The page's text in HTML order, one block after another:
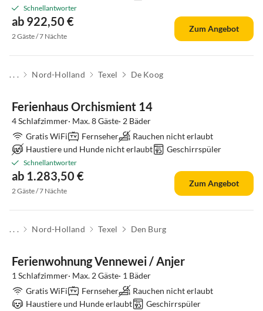
Schnellantworter
ab 922,50 €
2 Gäste / 7 Nächte
Zum Angebot
. . . Nord-Holland Texel De Koog
Ferienhaus Orchismient 14
4 Schlafzimmer· Max. 8 Gäste· 2 Bäder
Gratis WiFi
Fernseher
Rauchen nicht erlaubt
Haustiere und Hunde nicht erlaubt
Geschirrspüler
Schnellantworter
ab 1.283,50 €
2 Gäste / 7 Nächte
Zum Angebot
. . . Nord-Holland Texel Den Burg
Ferienwohnung Vennewei / Anjer
1 Schlafzimmer· Max. 2 Gäste· 1 Bäder
Gratis WiFi
Fernseher
Rauchen nicht erlaubt
Haustiere und Hunde erlaubt
Geschirrspüler